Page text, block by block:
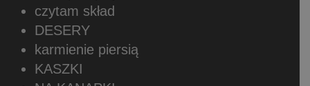
czytam skład
DESERY
karmienie piersią
KASZKI